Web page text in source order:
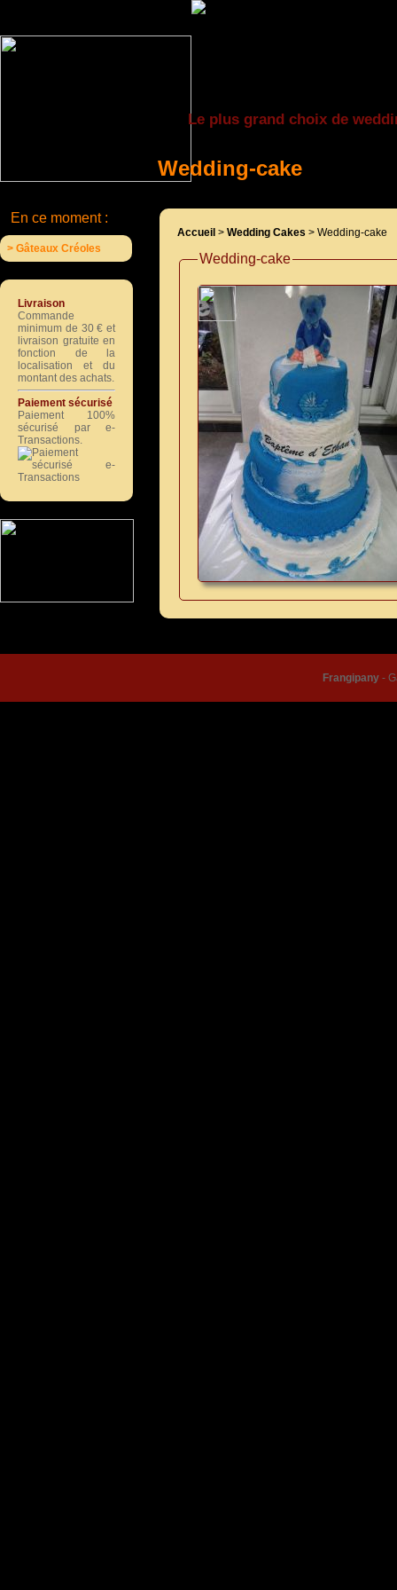
Le plus grand choix de
Wedding-cake
Accueil > Wedding Cakes > Wedding-cake
Wedding-cake
En ce moment :
> Gâteaux Créoles
Livraison
Commande
minimum de 30 € et
livraison gratuite en
fonction de la
localisation et du
montant des achats.
Paiement sécurisé
Paiement 100%
sécurisé par e-
Transactions.
Frangipany -